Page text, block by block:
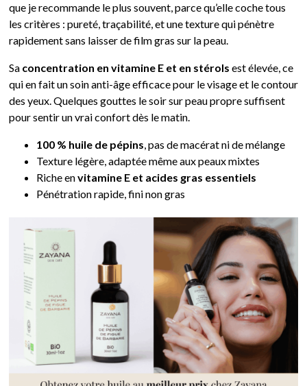
que je recommande le plus souvent, parce qu’elle coche tous
les critères : pureté, traçabilité, et une texture qui pénètre
rapidement sans laisser de film gras sur la peau.
Sa concentration en vitamine E et en stérols est élevée, ce
qui en fait un soin anti-âge efficace pour le visage et le contour
des yeux. Quelques gouttes le soir sur peau propre suffisent
pour sentir un vrai confort dès le matin.
100 % huile de pépins, pas de macérat ni de mélange
Texture légère, adaptée même aux peaux mixtes
Riche envitamine E et acides gras essentiels
Pénétration rapide, fini non gras